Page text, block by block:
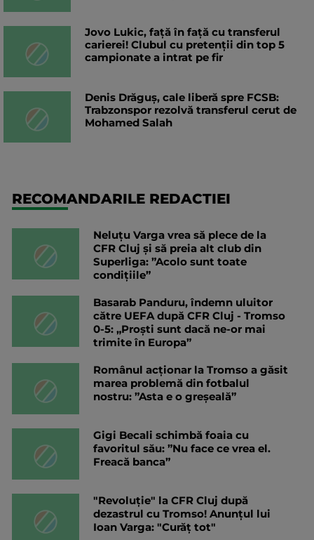
Jovo Lukic, față în față cu transferul
carierei! Clubul cu pretenții din top 5
campionate a intrat pe fir
Denis Drăguș, cale liberă spre FCSB:
Trabzonspor rezolvă transferul cerut de
Mohamed Salah
RECOMANDARILE REDACTIEI
Neluțu Varga vrea să plece de la
CFR Cluj și să preia alt club din
Superliga: ”Acolo sunt toate
condițiile”
Basarab Panduru, îndemn uluitor
către UEFA după CFR Cluj - Tromso
0-5: „Proști sunt dacă ne-or mai
trimite în Europa”
Românul acționar la Tromso a găsit
marea problemă din fotbalul
nostru: ”Asta e o greșeală”
Gigi Becali schimbă foaia cu
favoritul său: ”Nu face ce vrea el.
Freacă banca”
"Revoluție" la CFR Cluj după
dezastrul cu Tromso! Anunțul lui
Ioan Varga: "Curăț tot"